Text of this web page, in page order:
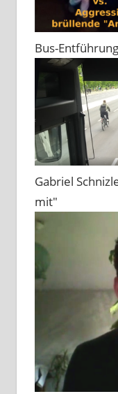
Bus-
Gabriel
mit"